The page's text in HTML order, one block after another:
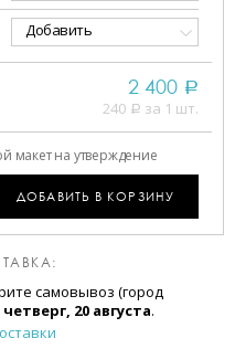
Добавить
2 400 a
240 a за 1 шт.
макет на утверждение
ДОБАВИТЬ В КОРЗИНУ
самовывоз (город
четверг, 20 августа.